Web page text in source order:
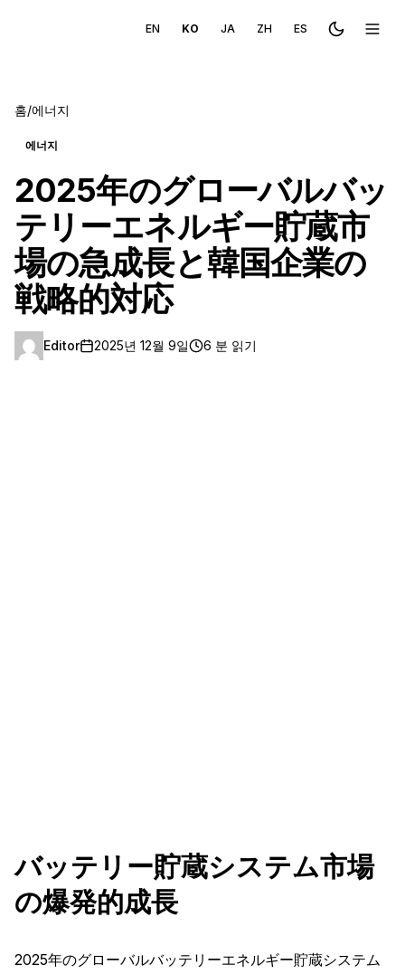
EN KO JA ZH ES Toggle메뉴
홈/에너지
에너지
2025年のグローバルバッ
テリーエネルギー貯蔵市
場の急成長と韓国企業の
戦略的対応
Editor 2025년 12월 9일 6 분 읽기
バッテリー貯蔵システム市場
の爆発的成長
2025年のグローバルバッテリーエネルギー貯蔵システム